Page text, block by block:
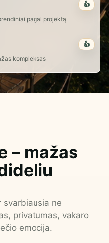
👍
pagal projektą
👍
kompleksas
– mažas
svarbiausia ne
privatumas, vakaro
emocija.